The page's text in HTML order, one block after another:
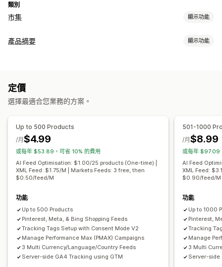
類別
市集 顯示功能
產品資訊管理
訂單管理
整合控制面板
庫存同步
產品摘要 顯示功能
自訂規則
子類同步處理 商品系列目標設定
產品同步處理
排程同步處理
錯誤驗證
選取商品 特定目標設定摘要
全球交易品項識別碼 (GTIN) 管理
無周邊模式
轉換追蹤
摘要最佳化
追蹤成效 多種格式
定價
選擇最適合您業務的方案。
Up to 500 Products
$4.99
/月
或每年 $53.89，可省 10% 的費用
AI Feed Optimisation: $1.00/25 products (One-time) |
XML Feed: $1.75/M | Markets Feeds: 3 free, then
$0.50/feed/M
功能
Up to 500 Products
Pinterest, Meta, & Bing Shopping Feeds
Tracking Tags Setup with Consent Mode V2
Manage Performance Max (PMAX) Campaigns
3 Multi Currency/Language/Country Feeds
Server-side GA4 Tracking using GTM
501-1000
$8.99
/月
或每年 $97.09
AI Feed
XML Feed:
$0.90/feed/M
功能
Up to 1000
Pinterest,
Tracking
Manage
3 Multi
Server-side